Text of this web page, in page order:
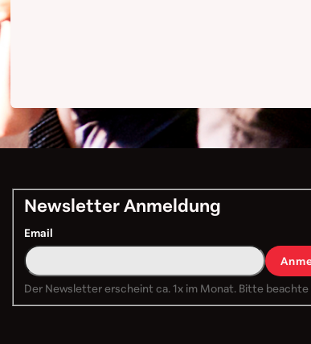
Newsletter Anmeldung
Email
Der Newsletter erscheint ca. 1x im Monat. Bitte beachte